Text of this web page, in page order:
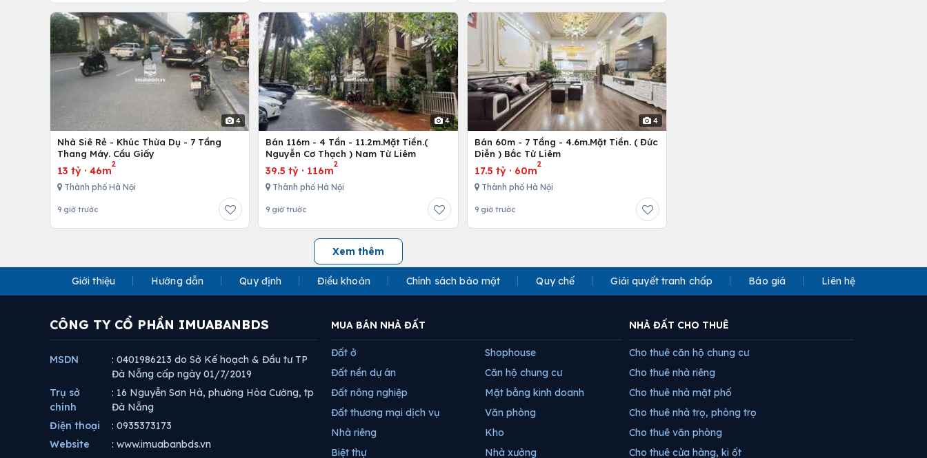
4
Nhà Siê Rẻ - Khúc Thừa Dụ - 7 Tầng
Thang Máy. Cầu Giấy
13 tỷ · 46m
2
Thành phố Hà Nội
9 giờ trước
4
Bán 116m - 4 Tần - 11.2m.Mặt Tiền.(
Nguyễn Cơ Thạch ) Nam Từ Liêm
39.5 tỷ · 116m
2
Thành phố Hà Nội
9 giờ trước
4
Bán 60m - 7 Tầng - 4.6m.Mặt Tiền. ( Đức
Diễn ) Bắc Từ Liêm
17.5 tỷ· 60m
2
Thành phố Hà Nội
9 giờ trước
Xem thêm
Giới thiệu Hướng dẫn Quy định Điều khoản Chính sách bảo mật Quy chế Giải quyết tranh chấp Báo giá Liên hệ
CÔNG TY CỔ PHẦN IMUABANBDS
MSDN
: 0401986213 do Sở Kế hoạch & Đầu tư TP
Đà Nẵng cấp ngày 01/7/2019
Trụ sở
chính
: 16 Nguyễn Sơn Hà, phường Hòa Cường, tp
Đà Nẵng
Điện thoại
: 0935373173
Website
: www.imuabanbds.vn
MUA BÁN NHÀ ĐẤT
Đất ở
Đất nền dự án
Đất nông nghiệp
Đất thương mại dịch vụ
Nhà riêng
Biệt thự
Shophouse
Căn hộ chung cư
Mặt bằng kinh doanh
Văn phòng
Kho
Nhà xưởng
NHÀ ĐẤT CHO THUÊ
Cho thuê căn hộ chung cư
Cho thuê nhà riêng
Cho thuê nhà mặt phố
Cho thuê nhà trọ, phòng trọ
Cho thuê văn phòng
Cho thuê cửa hàng, ki ốt